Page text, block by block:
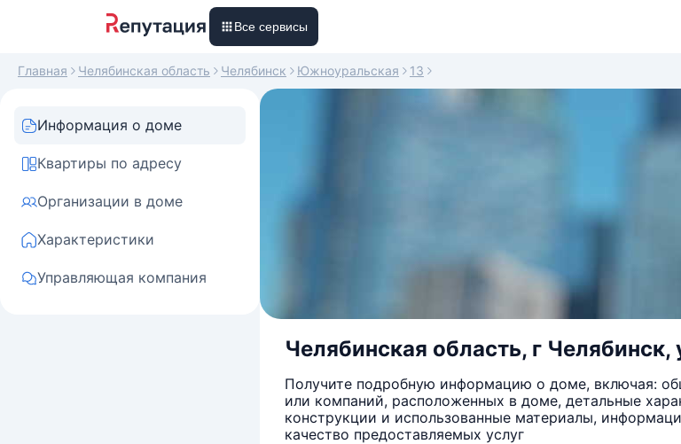
Все сервисы
Главная Челябинская область Челябинск Южноуральская 13
Информация о доме
Квартиры по адресу
Организации в доме
Характеристики
Управляющая компания
Челябинская область, г
Получите подробную информацию о доме, включая:
или компаний, расположенных в доме, детальные
конструкции и использованные материалы,
качество предоставляемых услуг